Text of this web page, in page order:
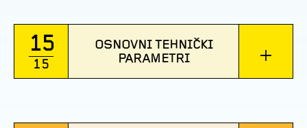
15
15
OSNOVNI TEHNIČKI
PARAMETRI
+